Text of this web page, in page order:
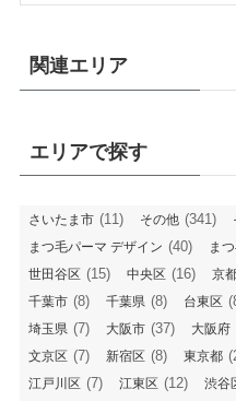
関連エリア
エリアで探す
さいたま市 (11) その他 (341)
まつ毛パーマ デザイン (40) ま
世田谷区 (15) 中央区 (16) 京
千葉市 (8) 千葉県 (8) 台東区
埼玉県 (7) 大阪市 (37) 大阪府
文京区 (7) 新宿区 (8) 東京都
江戸川区 (7) 江東区 (12) 渋谷